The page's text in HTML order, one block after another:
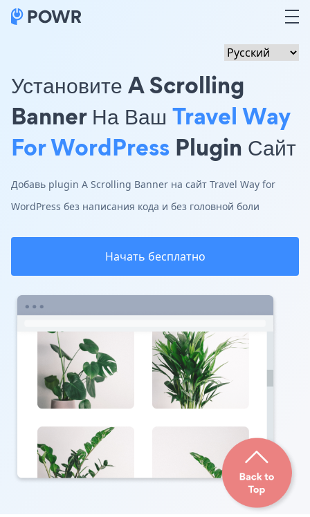
Установите A Scrolling
Banner На Ваш Travel Way
For WordPress Plugin Сайт
Добавь plugin A Scrolling Banner на сайт Travel Way for
WordPress без написания кода и без головной боли
Начать бесплатно